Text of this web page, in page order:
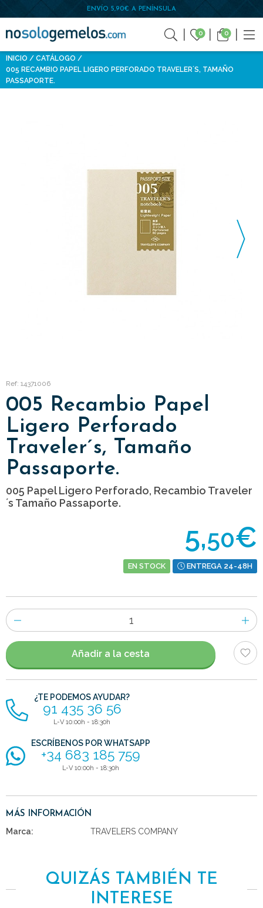
ENVÍO 5,90€ A PENÍNSULA
0 0
INICIO
CATÁLOGO
005 RECAMBIO PAPEL LIGERO PERFORADO TRAVELER´S, TAMAÑO
PASSAPORTE.
Ref: 14371006
005 Recambio Papel
Ligero Perforado
Traveler´s, Tamaño
Passaporte.
005 Papel Ligero Perforado, Recambio Traveler
´s Tamaño Passaporte.
5,50€
EN STOCK ENTREGA 24-48H
Número
de
artículos
Añadir a la cesta
¿TE PODEMOS AYUDAR?
91 435 36 56
L-V 10:00h - 18:30h
ESCRÍBENOS POR WHATSAPP
+34 683 185 759
L-V 10:00h - 18:30h
MÁS INFORMACIÓN
Marca: TRAVELERS COMPANY
QUIZÁS TAMBIÉN TE
INTERESE